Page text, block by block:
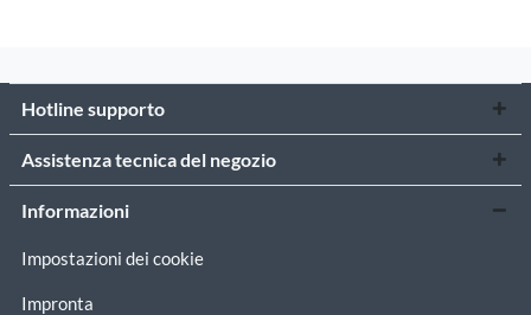
Hotline supporto
Assistenza tecnica del negozio
Informazioni
Impostazioni dei cookie
Impronta